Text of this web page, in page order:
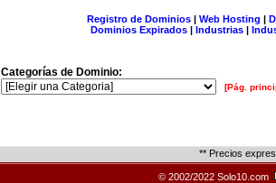
Registro de Dominios| Web Hosting |
Dominios Expirados | Industrias |
Categorías de Dominio:
[Pág.
** Precios
© 2002/2022 Solo10.com